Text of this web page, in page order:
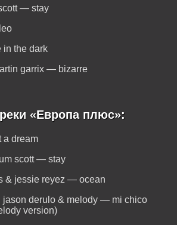
— stay
the dark
garrix — bizarre
«Европа плюс»:
dream
scott — stay
& jessie reyez — ocean
jason derulo & melody — mi chico
version)